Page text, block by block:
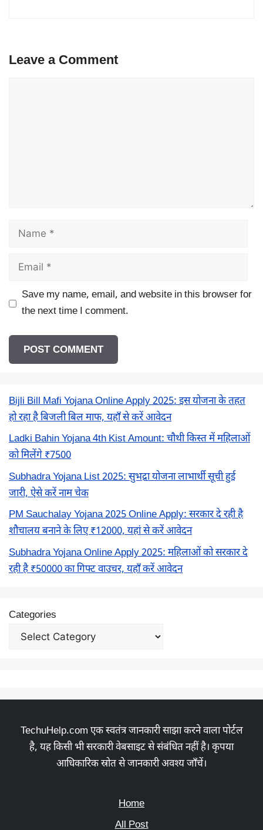
Leave a Comment
Name
Email
Save my name, email, and website in this browser for
the next time I comment.
Bijli Bill Mafi Yojana Online Apply 2025: इस योजना के तहत
हो रहा है बिजली बिल माफ, यहाँ से करें आवेदन
Ladki Bahin Yojana 4th Kist Amount: चौथी किस्त में महिलाओं
को मिलेंगे ₹7500
Subhadra Yojana List 2025: सुभद्रा योजना लाभार्थी सूची हुई
जारी, ऐसे करें नाम चेक
PM Sauchalay Yojana 2025 Online Apply: सरकार दे रही है
शौचालय बनाने के लिए ₹12000, यहां से करें आवेदन
Subhadra Yojana Online Apply 2025: महिलाओं को सरकार दे
रही है ₹50000 का गिफ्ट वाउचर, यहाँ करें आवेदन
Categories
TechuHelp.com एक स्वतंत्र जानकारी साझा करने वाला पोर्टल
है, यह किसी भी सरकारी वेबसाइट से संबंधित नहीं है। कृपया
आधिकारिक स्रोत से जानकारी अवश्य जाँचें।
Home
All Post